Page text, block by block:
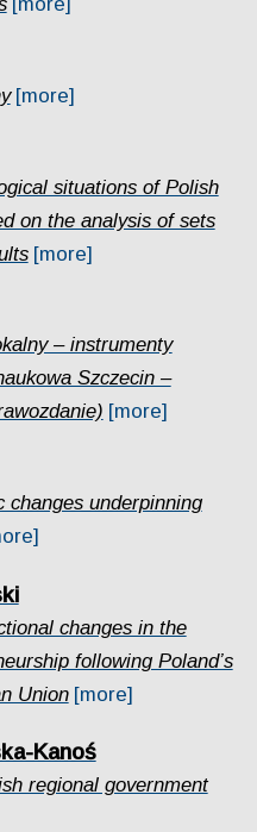
[more]
situations of Polish
on the analysis of sets
[more]
– instrumenty
Szczecin –
[more]
changes underpinning
changes in the
following Poland’s
Union [more]
Kanoś
regional government